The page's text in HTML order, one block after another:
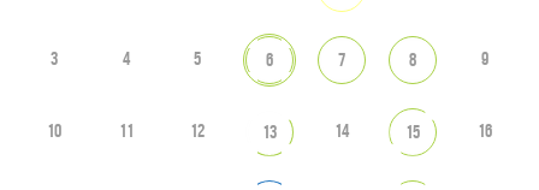
3 4 5 6 7 8 9
10 11 12 13 14 15 16